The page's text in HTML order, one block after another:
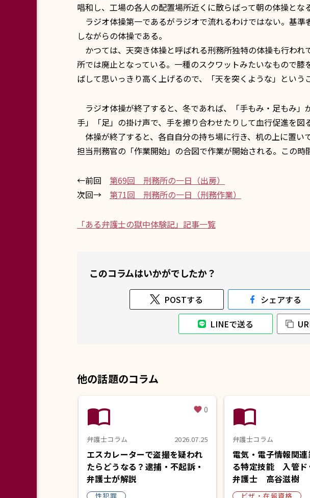
唱和し、工場の各人の配置場所近くに散らばって朝の体操とな
ラジオ体操第一であるがラジオで流れるわけではない。基
しながらの体操である。
かつては、天突き体操と呼ばれる刑務所独特の体操も行わ
所では廃止となっている。一種のスクワットみたいなもので
ばして思いっきり高く上げるので、「天を突くような」という
ラジオ体操が終了すると、冬であれば、「手もみ・足もみ
手」「足」の掛け声で、手を擦り合わせたりして血行促進を図
体操が終了すると、各自自分の持ち場に行き、机の上に置い
担当刑務官の「作業開始」の合図で作業が開始される。この
←前回 第69回 刑務所の一日（出房）
次回→ 第71回 刑務所の一日（刑務作業）
「ある弁護士の獄中体験記」記事一覧
このコラムはいかがでしたか？
POSTする シェアする
LINEで送る
他の話題のコラム
import_contacts favorite 0
弁護士コラム 2026.07.25
エスカレーターで盗撮を疑われ
たらどうなる？逮捕・不起訴・
弁護士が解説
性犯罪
import_contacts
弁護士コラム
電気・電子情報関
る特定技能 入管
弁護士 高谷滋樹
ビザ・在留資格